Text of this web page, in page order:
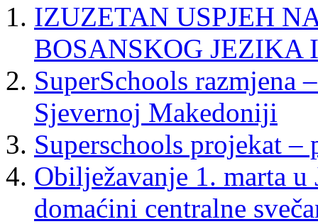
IZUZETAN USPJEH
BOSANSKOG JEZIKA
SuperSchools razmjena
Sjevernoj Makedoniji
Superschools projekat –
Obilježavanje 1. marta
domaćini centralne